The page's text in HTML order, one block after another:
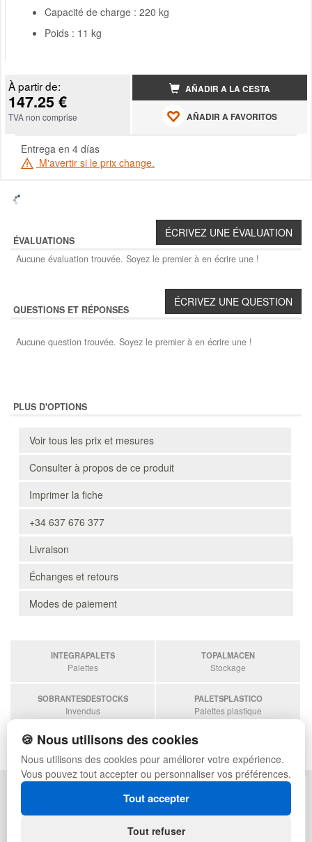
Capacité de charge : 220 kg
Poids : 11 kg
À partir de:
147.25 €
TVA non comprise
AÑADIR A LA CESTA
AÑADIR A FAVORITOS
Entrega en 4 días
M'avertir si le prix change.
ÉVALUATIONS
Aucune évaluation trouvée. Soyez le premier à en écrire une !
QUESTIONS ET RÉPONSES
Aucune question trouvée. Soyez le premier à en écrire une !
PLUS D'OPTIONS
Voir tous les prix et mesures
Consulter à propos de ce produit
Imprimer la fiche
+34 637 676 377
Livraison
Échanges et retours
Modes de paiement
INTEGRAPALETS
Palettes
TOPALMACEN
Stockage
SOBRANTESDESTOCKS
Invendus
PALETSPLASTICO
Palettes plastique
ESTANTERIASKIT
Estanterias
POLITIQUE DE CONFIDENTIALITÉ
PLAN DU SITE
🍪 Nous utilisons des cookies
Nous utilisons des cookies pour améliorer votre expérience.
Vous pouvez tout accepter ou personnaliser vos préférences.
Tout accepter
Tout refuser